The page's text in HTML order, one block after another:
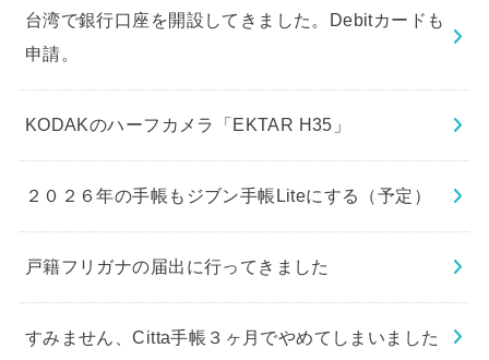
台湾で銀行口座を開設してきました。Debitカードも
申請。
KODAKのハーフカメラ「EKTAR H35」
２０２６年の手帳もジブン手帳Liteにする（予定）
戸籍フリガナの届出に行ってきました
すみません、Citta手帳３ヶ月でやめてしまいました